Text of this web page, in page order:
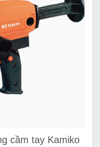
cầm tay Kamiko